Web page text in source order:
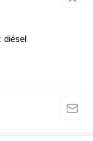
diésel